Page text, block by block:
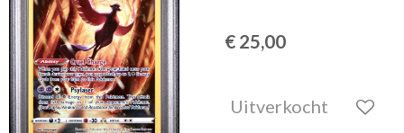
€ 25,00
Uitverkocht